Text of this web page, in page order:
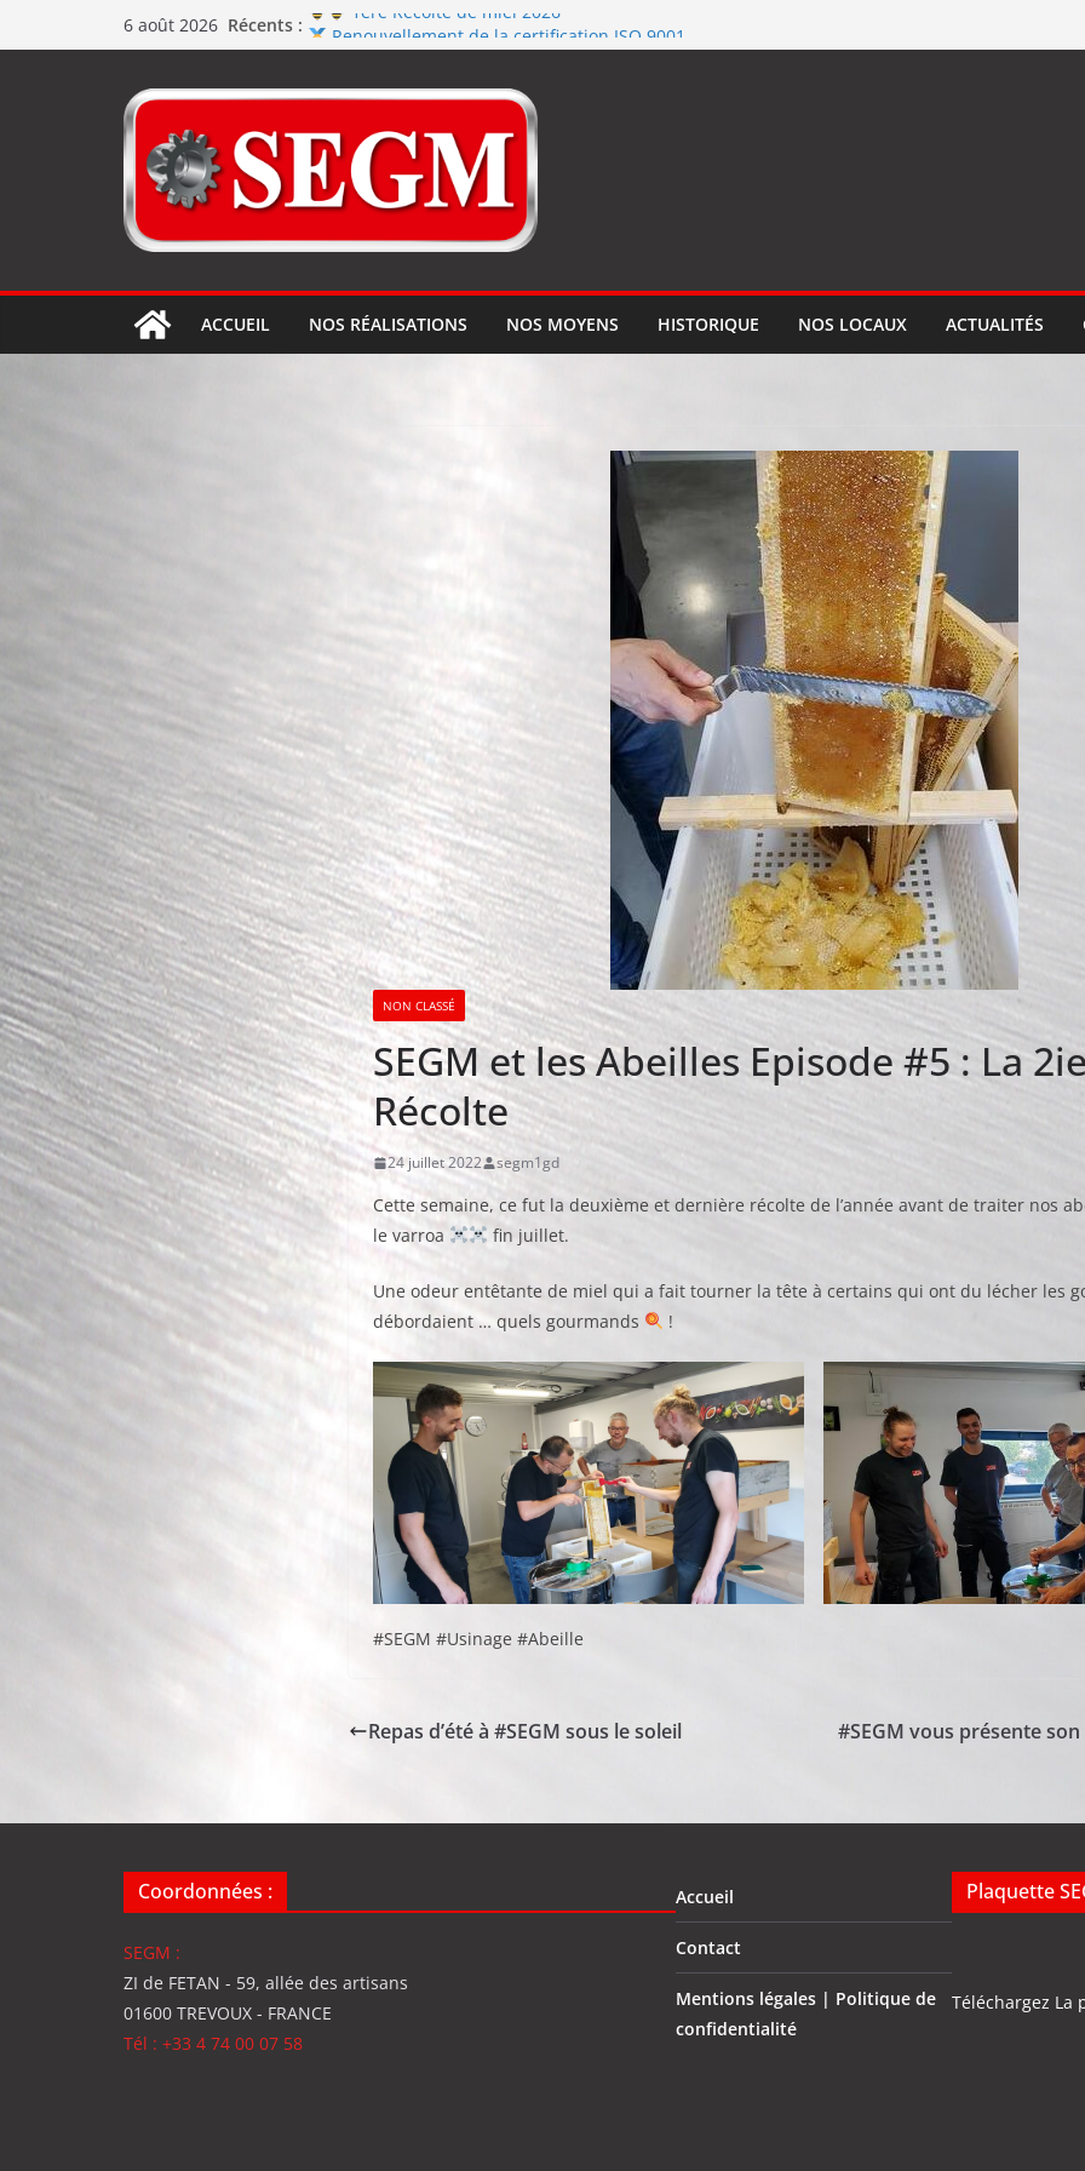
6 août 2026 Récents :
1ère Récolte de miel 2026
Renouvellement de la certification ISO 9001
Jérôme en renfort sur la qualité de #SEGM
et réparation
ACCUEIL NOS RÉALISATIONS NOS MOYENS HISTORIQUE NOS LOCAUX ACTUALITÉS
NON CLASSÉ
SEGM et les Abeilles Episode #5 : La
Récolte
24 juillet 2022 segm1gd
Cette semaine, ce fut la deuxième et dernière récolte de l’année avant de traiter nos
le varroa
fin juillet.
Une odeur entêtante de miel qui a fait tourner la tête à certains qui ont du lécher les
débordaient … quels gourmands
!
#SEGM #Usinage #Abeille
Repas d’été à #SEGM sous le soleil #SEGM vous présente
Coordonnées :
SEGM :
ZI de FETAN - 59, allée des artisans
01600 TREVOUX - FRANCE
Tél : +33 4 74 00 07 58
Accueil
Contact
Mentions légales | Politique de
confidentialité
Plaquette
Téléchargez La